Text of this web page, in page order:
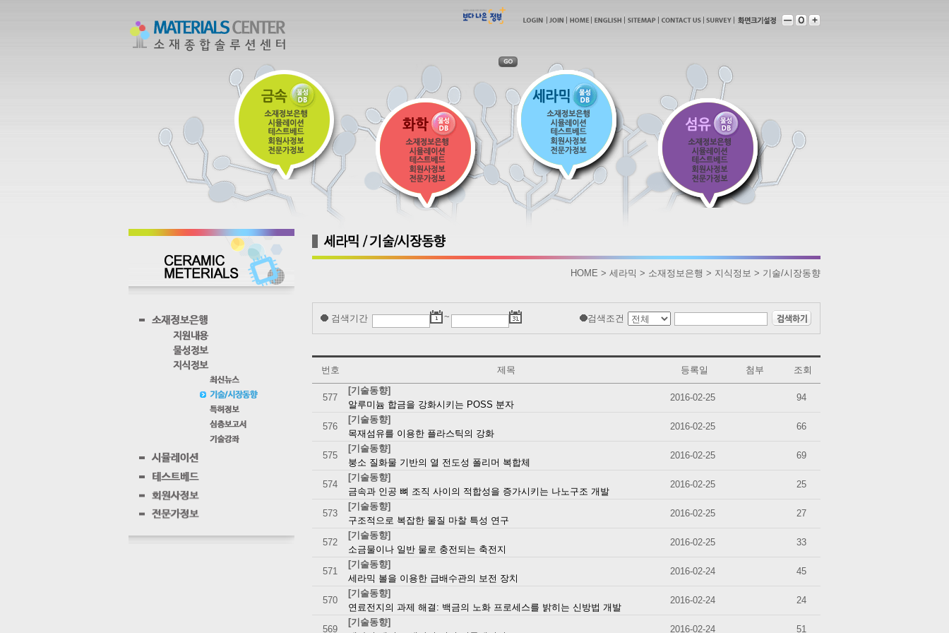
HOME > 세라믹 > 소재정보은행 > 지식정보 > 기술/시장동향
검색기간 ~ 검색조건
번호 제목 등록일 첨부 조회
577
[기술동향]
알루미늄 합금을 강화시키는 POSS 분자
2016-02-25 94
576
[기술동향]
목재섬유를 이용한 플라스틱의 강화
2016-02-25 66
575
[기술동향]
붕소 질화물 기반의 열 전도성 폴리머 복합체
2016-02-25 69
574
[기술동향]
금속과 인공 뼈 조직 사이의 적합성을 증가시키는 나노구조 개발
2016-02-25 25
573
[기술동향]
구조적으로 복잡한 물질 마찰 특성 연구
2016-02-25 27
572
[기술동향]
소금물이나 일반 물로 충전되는 축전지
2016-02-25 33
571
[기술동향]
세라믹 볼을 이용한 급배수관의 보전 장치
2016-02-24 45
570
[기술동향]
연료전지의 과제 해결: 백금의 노화 프로세스를 밝히는 신방법 개발
2016-02-24 24
569
[기술동향]
2016-02-24 51